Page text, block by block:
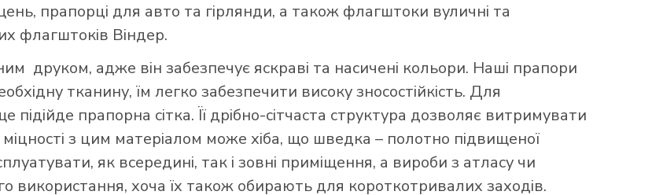
прапорці для авто та гірлянди, а також флагштоки вуличні та
флагштоків Віндер.
друком, адже він забезпечує яскраві та насичені кольори. Наші прапори
тканину, їм легко забезпечити високу зносостійкість. Для
прапорна сітка. Її дрібно-сітчаста структура дозволяє витримувати
з цим матеріалом може хіба, що шведка – полотно підвищеної
як всередині, так і зовні приміщення, а вироби з атласу чи
використання, хоча їх також обирають для короткотривалих заходів.